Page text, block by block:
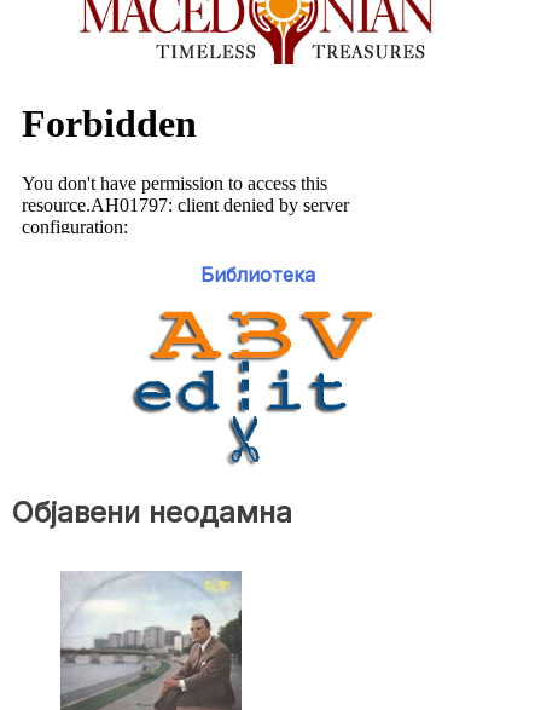
Библиотека
Објавени неодамна